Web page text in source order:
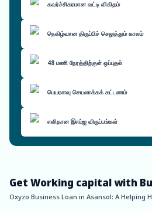
கவர்ச்சிகரமான வட்டி விகிதம்
நெகிழ்வான திருப்பிச் செலுத்தும் காலம்
48 மணி நேரத்திற்குள் ஒப்புதல்
பெயரளவு செயலாக்கக் கட்டணம்
எளிதான இஎம்ஐ விருப்பங்கள்
Get Working capital with
Oxyzo Business Loan in Asansol: A Helping